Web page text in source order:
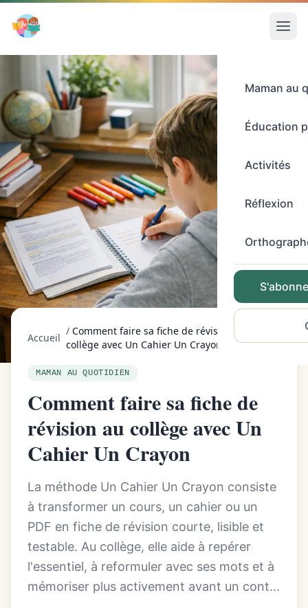
Maman au
Éducation
Activités
Réflexion
Accueil
/ Comment faire sa fiche de révision au
collège avec Un Cahier Un Crayon
MAMAN AU QUOTIDIEN
Comment faire sa fiche de
révision au collège avec Un
Cahier Un Crayon
La méthode Un Cahier Un Crayon consiste
à transformer un cours, un cahier ou un
PDF en fiche de révision courte, lisible et
testable. Au collège, elle aide à repérer
l'essentiel, à reformuler avec ses mots et à
mémoriser plus activement avant un cont...